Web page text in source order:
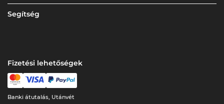
Segítség
Fizetési lehetőségek
Banki átutalás, Utánvét